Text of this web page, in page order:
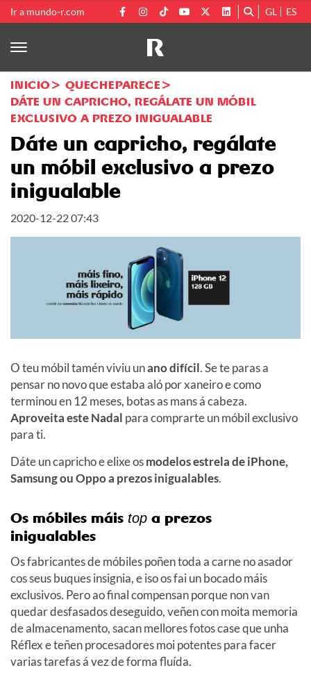
Ir a mundo-r.com GL ES
INICIO
QUECHEPARECE
DÁTE UN CAPRICHO, REGÁLATE UN MÓBIL
EXCLUSIVO A PREZO INIGUALABLE
Dáte un capricho, regálate
un móbil exclusivo a prezo
inigualable
2020-12-22 07:43
O teu móbil tamén viviu unano difícil. Se te paras a
pensar no novo que estaba aló por xaneiro e como
terminou en 12 meses, botas as mans á cabeza.
Aproveita este Nadal para comprarte un móbil exclusivo
para ti.
Dáte un capricho e elixe osmodelos estrela de iPhone,
Samsung ou Oppo a prezos inigualables.
Os móbiles máis top a prezos
inigualables
Os fabricantes de móbiles poñen toda a carne no asador
cos seus buques insignia, e iso os fai un bocado máis
exclusivos. Pero ao final compensan porque non van
quedar desfasados deseguido, veñen con moita memoria
de almacenamento, sacan mellores fotos case que unha
Réflex e teñen procesadores moi potentes para facer
varias tarefas á vez de forma fluída.